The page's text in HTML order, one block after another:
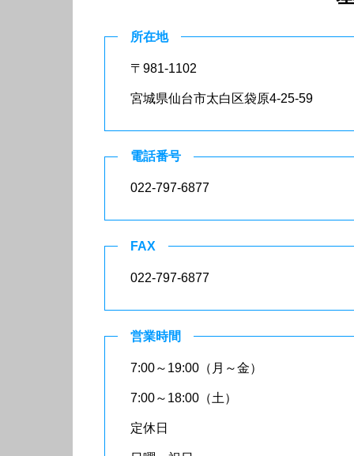
所在地
〒981-1102
宮城県仙台市太白区袋原4-25-59
電話番号
022-797-6877
FAX
022-797-6877
営業時間
7:00～19:00（月～金）
7:00～18:00（土）
定休日